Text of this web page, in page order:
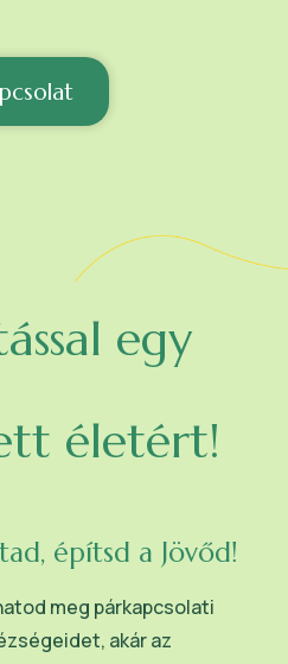
egy
életért!
építsd a Jövőd!
meg párkapcsolati
akár az